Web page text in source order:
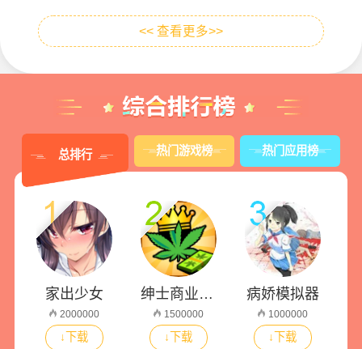
<< 查看更多>>
总排行 热门游戏榜 热门应用榜
家出少女
2000000
↓下载
绅士商业策略
1500000
↓下载
病娇模拟器
1000000
↓下载